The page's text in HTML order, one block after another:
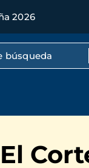
2026
completo